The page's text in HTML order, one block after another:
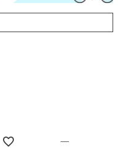
—